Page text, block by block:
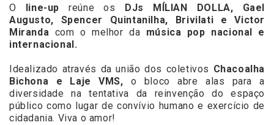
O
line-up reúne os DJs
MÍLIAN DOLLA, Gael
Augusto, Spencer Quintanilha, Brivilati e Victor
Miranda com o melhor da música pop nacional e
internacional.
Idealizado através da união dos coletivos Chacoalha
Bichona e Laje VMS, o bloco abre alas para a
diversidade na tentativa da reinvenção do espaço
público como lugar de convívio humano e exercício de
cidadania. Viva o amor!